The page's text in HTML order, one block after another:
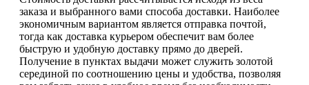
заказа и выбранного вами способа доставки. Наиболее
экономичным вариантом является отправка почтой,
тогда как доставка курьером обеспечит вам более
быструю и удобную доставку прямо до дверей.
Получение в пунктах выдачи может служить золотой
серединой по соотношению цены и удобства, позволяя